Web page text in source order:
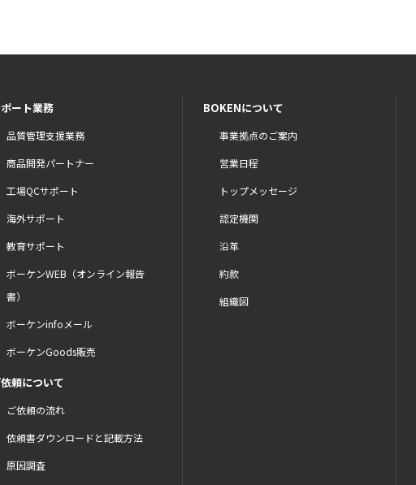
ート業務
品質管理支援業務
商品開発パートナー
工場QCサポート
海外サポート
教育サポート
ボーケンWEB（オンライン報告
書）
ボーケンinfoメール
ボーケンGoods販売
頼について
ご依頼の流れ
依頼書ダウンロードと記載方法
原因調査
BOKENについて
事業拠点のご案内
営業日程
トップメッセージ
認定機関
沿革
約款
組織図